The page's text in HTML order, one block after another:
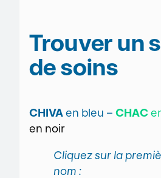
Trouver un
de soins
CHIVAen bleu – CHAC
en noir
Cliquez sur la
nom :